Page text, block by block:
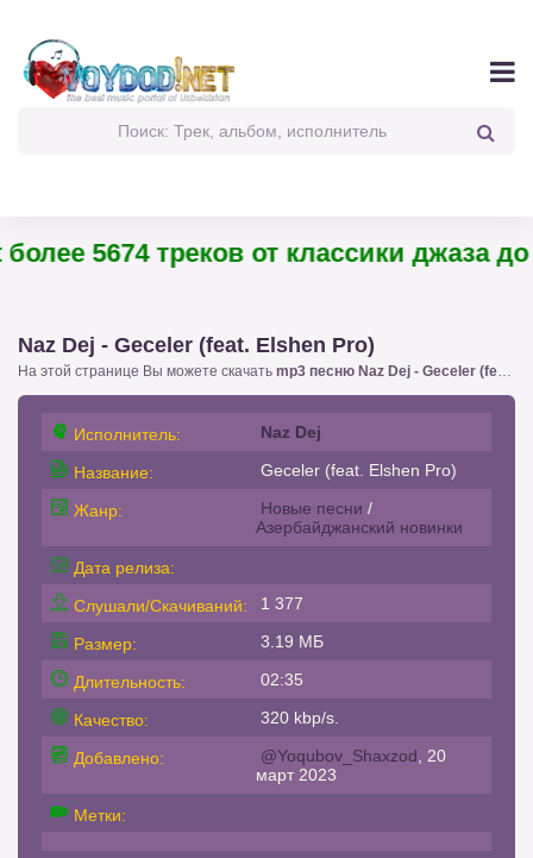
5674 треков от классики джаза до
Naz Dej - Geceler (feat. Elshen Pro)
На этой странице Вы можете скачать mp3 песню Naz Dej - Geceler (feat. Elshen Pro)
Исполнитель: Naz Dej
Название: Geceler (feat. Elshen Pro)
Жанр: Новые песни /
Азербайджанский новинки
Дата релиза:
Слушали/Скачиваний:
1 377
Размер: 3.19 МБ
Длительность: 02:35
Качество: 320 kbp/s.
Добавлено: @Yoqubov_Shaxzod , 20
март 2023
Метки: